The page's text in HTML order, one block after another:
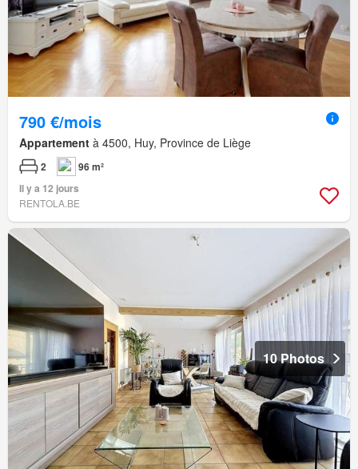
790 €/mois
Appartement à 4500, Huy, Province de Liège
2
96 m²
Il y a 12 jours
RENTOLA.BE
10 Photos